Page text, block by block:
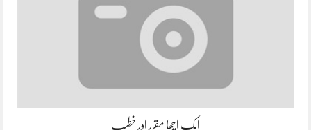
ایک اچھا مقرر اور خطیب